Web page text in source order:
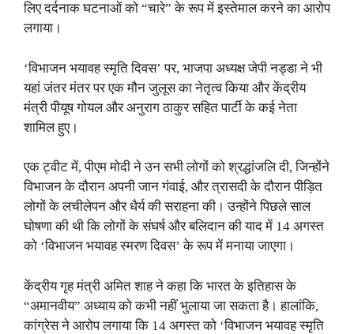
लिए दर्दनाक घटनाओं को “चारे” के रूप में इस्तेमाल करने का आरोप
लगाया।
‘विभाजन भयावह स्मृति दिवस’ पर, भाजपा अध्यक्ष जेपी नड्डा ने भी
यहां जंतर मंतर पर एक मौन जुलूस का नेतृत्व किया और केंद्रीय
मंत्री पीयूष गोयल और अनुराग ठाकुर सहित पार्टी के कई नेता
शामिल हुए।
एक ट्वीट में, पीएम मोदी ने उन सभी लोगों को श्रद्धांजलि दी, जिन्होंने
विभाजन के दौरान अपनी जान गंवाई, और त्रासदी के दौरान पीड़ित
लोगों के लचीलेपन और धैर्य की सराहना की। उन्होंने पिछले साल
घोषणा की थी कि लोगों के संघर्ष और बलिदान की याद में 14 अगस्त
को ‘विभाजन भयावह स्मरण दिवस’ के रूप में मनाया जाएगा।
केंद्रीय गृह मंत्री अमित शाह ने कहा कि भारत के इतिहास के
“अमानवीय” अध्याय को कभी नहीं भुलाया जा सकता है। हालांकि,
कांग्रेस ने आरोप लगाया कि 14 अगस्त को ‘विभाजन भयावह स्मृति